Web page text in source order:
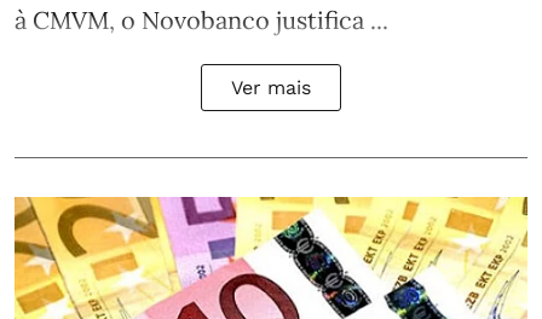
à CMVM, o Novobanco justifica ...
Ver mais